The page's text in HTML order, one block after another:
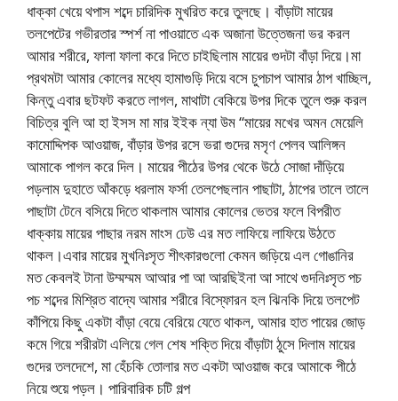
ধাক্কা খেয়ে থপাস শব্দে চারিদিক মুখরিত করে তুলছে। বাঁড়াটা মায়ের
তলপেটের গভীরতার স্পর্শ না পাওয়াতে এক অজানা উত্তেজনা ভর করল
আমার শরীরে, ফালা ফালা করে দিতে চাইছিলাম মায়ের গুদটা বাঁড়া দিয়ে।মা
প্রথমটা আমার কোলের মধ্যে হামাগুড়ি দিয়ে বসে চুপচাপ আমার ঠাপ খাচ্ছিল,
কিন্তু এবার ছটফট করতে লাগল, মাথাটা বেকিয়ে উপর দিকে তুলে শুরু করল
বিচিত্র বুলি আ হা ইসস মা মার ইইক ন্যা উম “মায়ের মখের অমন মেয়েলি
কামোদ্দিপক আওয়াজ, বাঁড়ার উপর রসে ভরা গুদের মসৃণ পেলব আলিঙ্গন
আমাকে পাগল করে দিল। মায়ের পীঠের উপর থেকে উঠে সোজা দাঁড়িয়ে
পড়লাম দুহাতে আঁকড়ে ধরলাম ফর্সা তেলপেছলান পাছাটা, ঠাপের তালে তালে
পাছাটা টেনে বসিয়ে দিতে থাকলাম আমার কোলের ভেতর ফলে বিপরীত
ধাক্কায় মায়ের পাছার নরম মাংস ঢেউ এর মত লাফিয়ে লাফিয়ে উঠতে
থাকল।এবার মায়ের মুখনিঃসৃত শীৎকারগুলো কেমন জড়িয়ে এল গোঙানির
মত কেবলই টানা উম্মম্মম আআর পা আ আরছিইনা আ সাথে গুদনিঃসৃত পচ
পচ শব্দের মিশ্রিত বাদ্যে আমার শরীরে বিস্ফোরন হল ঝিনকি দিয়ে তলপেট
কাঁপিয়ে কিছু একটা বাঁড়া বেয়ে বেরিয়ে যেতে থাকল, আমার হাত পায়ের জোড়
কমে গিয়ে শরীরটা এলিয়ে গেল শেষ শক্তি দিয়ে বাঁড়াটা ঠুসে দিলাম মায়ের
গুদের তলদেশে, মা হেঁচকি তোলার মত একটা আওয়াজ করে আমাকে পীঠে
নিয়ে শুয়ে পড়ল। পারিবারিক চটি গল্প